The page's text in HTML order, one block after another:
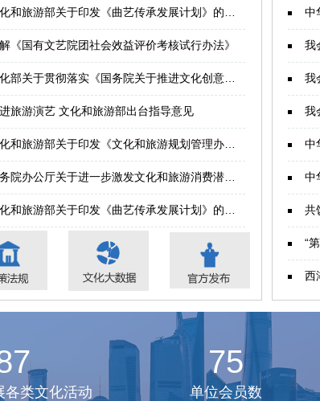
《国有文艺院团社会效益评价考核试行办法》
旅游演艺 文化和旅游部出台指导意见
中
我
我
“
西
各类文化活动
75
单位会员数